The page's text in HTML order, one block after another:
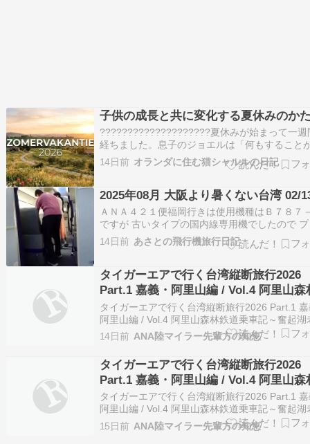
子供の成長と共に変化する夏休みのか
????????????????????夏休みが始まって一週
経ちました。息子のジョエルは「何もすること
くて暇だ〜」と、毎日を過ごしています。実際
出かけや友達との約束など、何もなかったわけ
いくらでもあるじゃない！」と、…
14日前 オランダに住む猫シャルルの日記
2025年08月 大阪より暑くない台湾 02/
ＡＮＡ４２１便福岡行きは使用機種はＢ７８７
ですが 古いタイプの国内線専用機でしたので
アムクラスは１２席のみで ダイヤ会員でなくな
私ではやはり当日のアップグレードは無理です
いう座席です これはプレミアムクラスのす…
14日前 あさとの飛行機旅行日記
タイガーエアで行く台湾縦断旅行2026
Part.1 嘉義・阿里山編 / Vol.4 阿里山森
道乗車記～奮起湖老街と名物「奮起湖
（駅弁）」を楽しむ～
タイガーエアで行く台湾縦断旅行2026 Part.1
阿里山編 / Vol.4 阿里山森林鉄道乗車記～奮起湖
と名物「奮起湖便當（駅弁）」を楽しむ～ -
labo -walking around the world- 続きを読む
14日前 ANA陸マイラー先輩方の知恵
タイガーエアで行く台湾縦断旅行2026
Part.1 嘉義・阿里山編 / Vol.4 阿里山森
道乗車記～奮起湖老街と名物「奮起湖
（駅弁）」を楽しむ～
タイガーエアで行く台湾縦断旅行2026 Part.1
阿里山編 / Vol.4 阿里山森林鉄道乗車記～奮起湖
と名物「奮起湖便當（駅弁）」を楽しむ～ -
labo -walking around the world- 続きを読む
15日前 ANA陸マイラー先輩方の知恵